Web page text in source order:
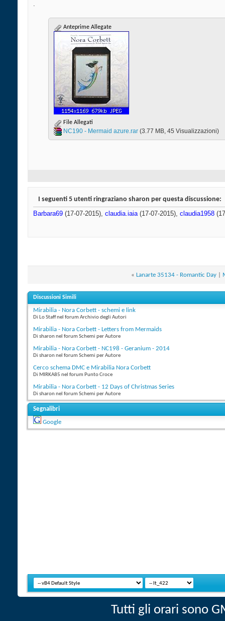
.
Anteprime Allegate
File Allegati
NC190 - Mermaid azure.rar‎ (3.77 MB, 45 Visualizzazioni)
I seguenti 5 utenti ringraziano sharon per questa discussione:
Barbara69 (17-07-2015), claudia.iaia(17-07-2015), claudia1958
« Lanarte 35134 - Romantic Day|
Discussioni Simili
Mirabilia - Nora Corbett - schemi e link
Di Lo Staff nel forum Archivio degli Autori
Mirabilia - Nora Corbett - Letters from Mermaids
Di sharon nel forum Schemi per Autore
Mirabilia - Nora Corbett - NC198 - Geranium - 2014
Di sharon nel forum Schemi per Autore
Cerco schema DMC e Mirabilia Nora Corbett
Di MIRKA85 nel forum Punto Croce
Mirabilia - Nora Corbett - 12 Days of Christmas Series
Di sharon nel forum Schemi per Autore
Segnalibri
Google
Tutti gli orari sono